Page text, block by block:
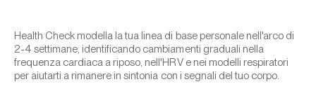
Health Check modella la tua linea di base personale nell'arco di
2-4 settimane, identificando cambiamenti graduali nella
frequenza cardiaca a riposo, nell'HRV e nei modelli respiratori
per aiutarti a rimanere in sintonia con i segnali del tuo corpo.